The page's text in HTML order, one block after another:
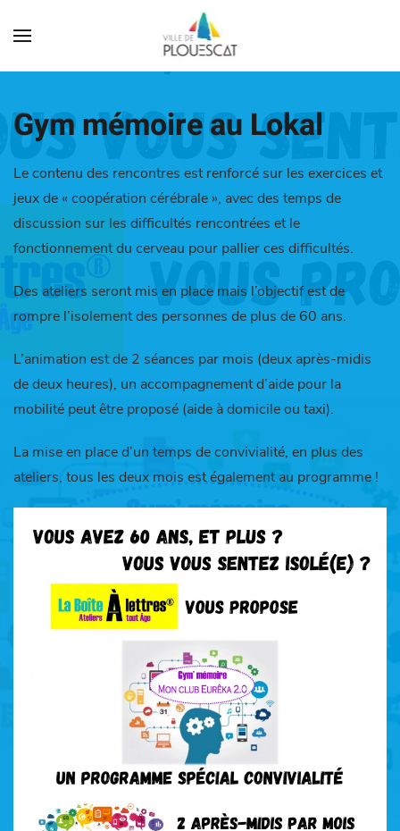
Gym mémoire au Lokal
Lecontenu des rencontres estrenforcé sur les exercices et
jeuxde « coopération cérébrale », avec des temps de
discussion sur les difficultés rencontrées etle
fonctionnement du cerveau pour pallierces difficultés.
Des ateliers seront mis en place mais l’objectif est de
rompre l’isolement des personnes de plus de 60 ans.
L’animation est de 2 séances par mois (deux après-midis
dedeux heures), un accompagnement d’aide pour la
mobilité peut être proposé (aide à domicile ou taxi).
La miseen placed’un temps deconvivialité, en plus des
ateliers, tous les deux mois est également au programme !